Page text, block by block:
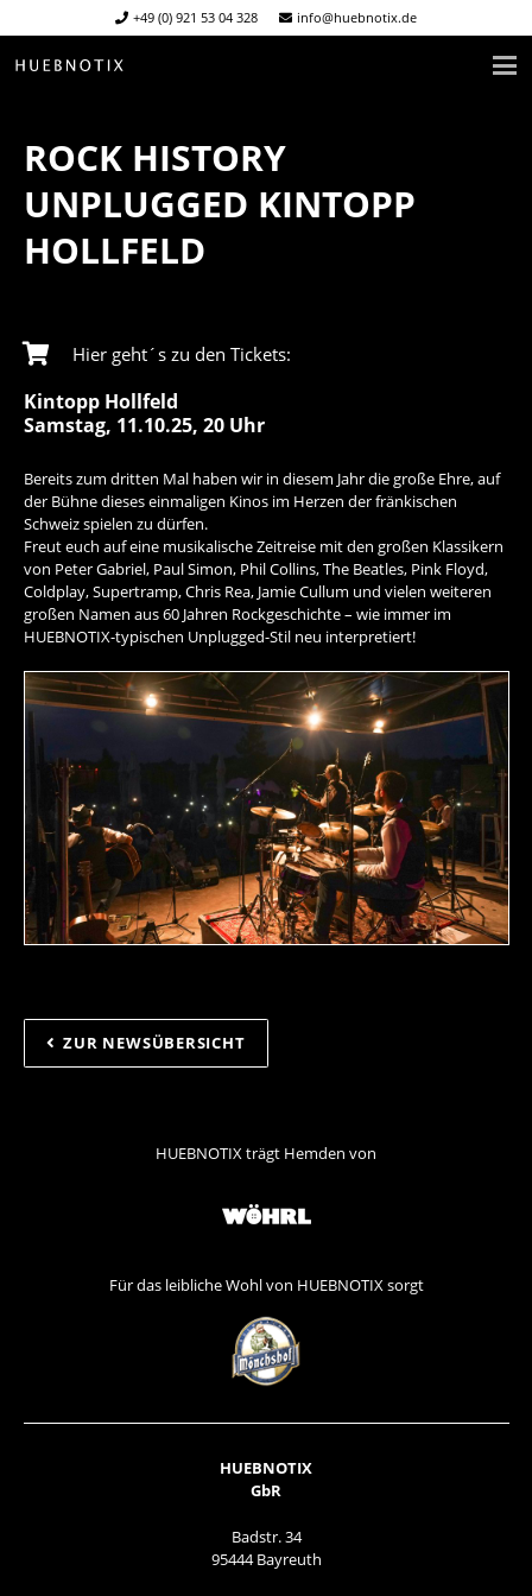
+49 (0) 921 53 04 328 info@huebnotix.de
ROCK HISTORY
UNPLUGGED KINTOPP
HOLLFELD
Hier geht´s zu den Tickets:
Kintopp Hollfeld
Samstag, 11.10.25, 20 Uhr
Bereits zum dritten Mal haben wir in diesem Jahr die große Ehre, auf
der Bühne dieses einmaligen Kinos im Herzen der fränkischen
Schweiz spielen zu dürfen.
Freut euch auf eine musikalische Zeitreise mit den großen Klassikern
von Peter Gabriel, Paul Simon, Phil Collins, The Beatles, Pink Floyd,
Coldplay, Supertramp, Chris Rea, Jamie Cullum und vielen weiteren
großen Namen aus 60 Jahren Rockgeschichte – wie immer im
HUEBNOTIX-typischen Unplugged-Stil neu interpretiert!
ZUR NEWSÜBERSICHT
HUEBNOTIX trägt Hemden von
Für das leibliche Wohl von HUEBNOTIX sorgt
HUEBNOTIX
GbR
Badstr. 34
95444 Bayreuth